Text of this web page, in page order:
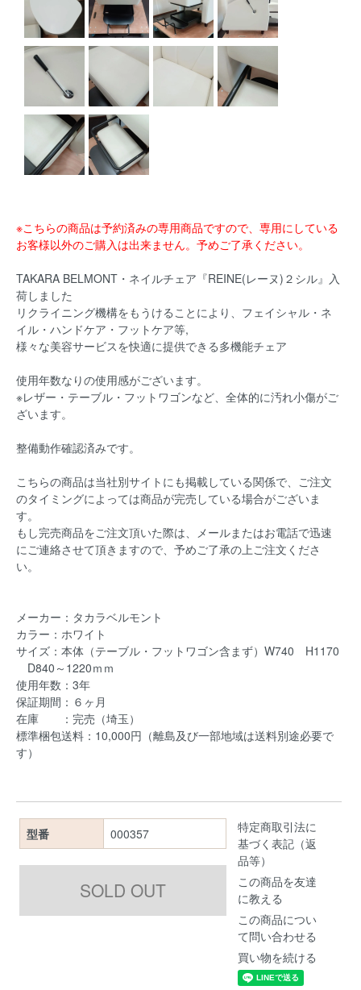
※こちらの商品は予約済みの専用商品ですので、専用にしている
お客様以外のご購入は出来ません。予めご了承ください。
TAKARA BELMONT・ネイルチェア『REINE(レーヌ)２シル』入
荷しました
リクライニング機構をもうけることにより、フェイシャル・ネ
イル・ハンドケア・フットケア等,
様々な美容サービスを快適に提供できる多機能チェア
使用年数なりの使用感がございます。
※レザー・テーブル・フットワゴンなど、全体的に汚れ小傷がご
ざいます。
整備動作確認済みです。
こちらの商品は当社別サイトにも掲載している関係で、ご注文
のタイミングによっては商品が完売している場合がございま
す。
もし完売商品をご注文頂いた際は、メールまたはお電話で迅速
にご連絡させて頂きますので、予めご了承の上ご注文くださ
い。
メーカー：タカラベルモント
カラー：ホワイト
サイズ：本体（テーブル・フットワゴン含まず）W740 H1170
D840～1220ｍｍ
使用年数：3年
保証期間：６ヶ月
在庫 ：完売（埼玉）
標準梱包送料：10,000円（離島及び一部地域は送料別途必要で
す）
型番 000357
特定商取引法に
基づく表記（返
品等）
この商品を友達
に教える
この商品につい
て問い合わせる
買い物を続ける